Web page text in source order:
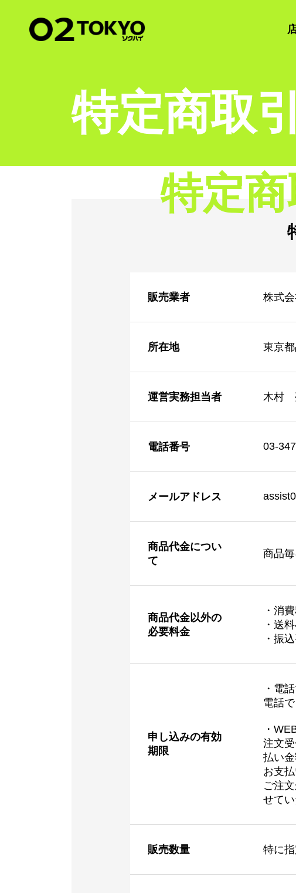
特定商取
特定
販売業者 株式
所在地 東京
運営実務担当者 木村
電話番号 03-
メールアドレス
商品代金につい
て
商品
商品代金以外の
必要料金
・消
・送
・振
申し込みの有効
期限
・電
電話
・
注文
払い金
お支
ご注
せてい
販売数量 特に